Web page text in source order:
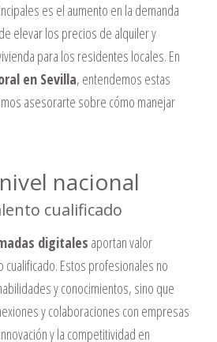
es el aumento en la demanda
elevar los precios de alquiler y
para los residentes locales. En
en Sevilla, entendemos estas
asesorarte sobre cómo manejar
nacional
cualificado
digitales aportan valor
cualificado. Estos profesionales no
y conocimientos, sino que
y colaboraciones con empresas
y la competitividad en